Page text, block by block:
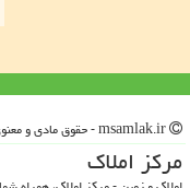
مركز املاك